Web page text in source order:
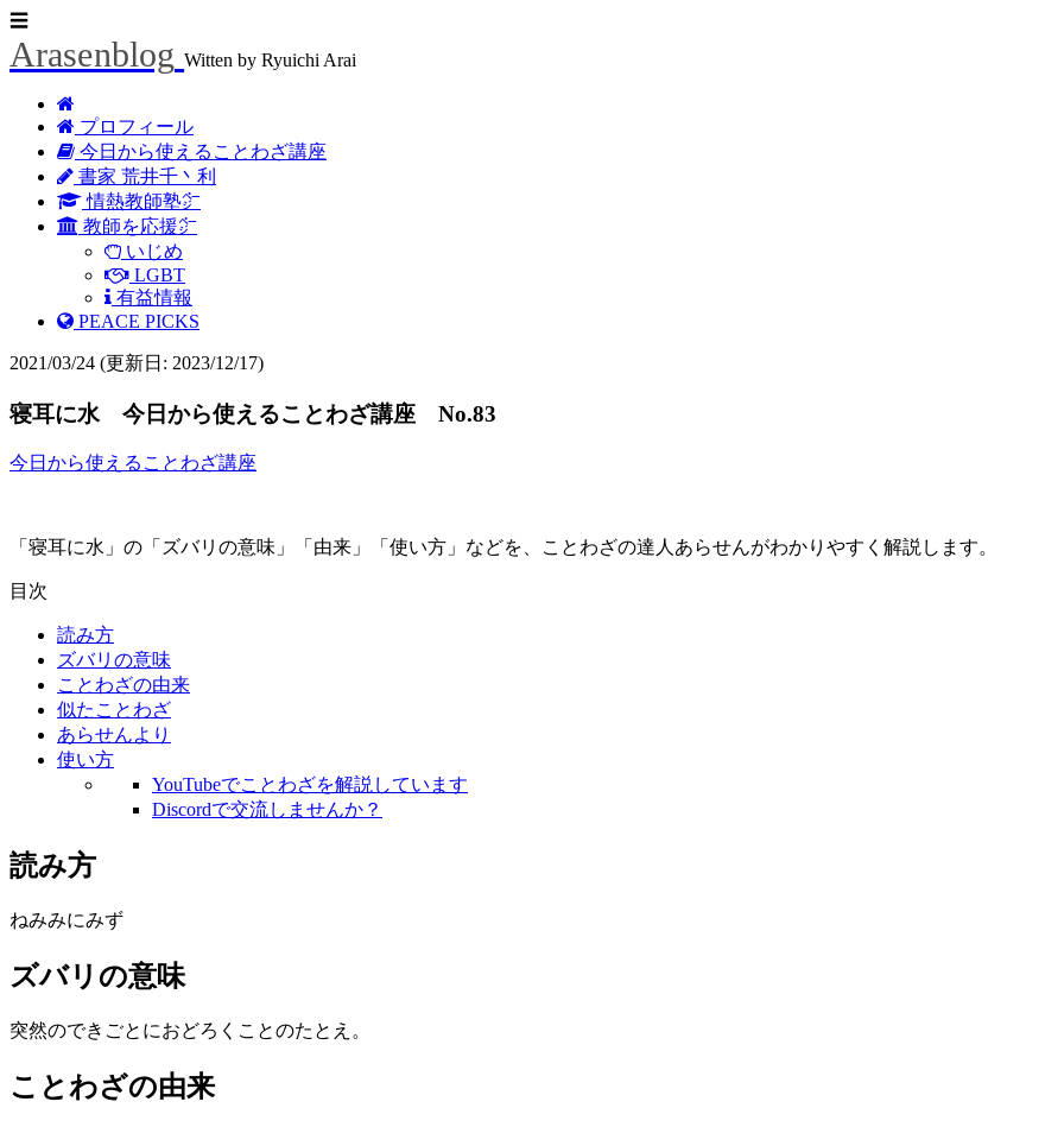
☰
Arasenblog Witten by Ryuichi Arai
プロフィール
今日から使えることわざ講座
書家 荒井千丶利
情熱教師塾㌻
教師を応援㌻
いじめ
LGBT
有益情報
PEACE PICKS
2021/03/24 (更新日: 2023/12/17)
寝耳に水 今日から使えることわざ講座 No.83
今日から使えることわざ講座
「寝耳に水」の「ズバリの意味」「由来」「使い方」などを、ことわざの達人あらせんがわかりやすく解説します。
目次
読み方
ズバリの意味
ことわざの由来
似たことわざ
あらせんより
使い方
YouTubeでことわざを解説しています
Discordで交流しませんか？
読み方
ねみみにみず
ズバリの意味
突然のできごとにおどろくことのたとえ。
ことわざの由来